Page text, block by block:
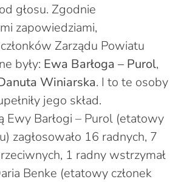
głosu. Zgodnie
zapowiedziami,
Zarządu Powiatu
były: Ewa Barłoga – Purol,
Winiarska. I to te osoby
jego skład.
Ewy Barłogi – Purol (etatowy
zagłosowało 16 radnych, 7
1 radny wstrzymał
Benke (etatowy członek